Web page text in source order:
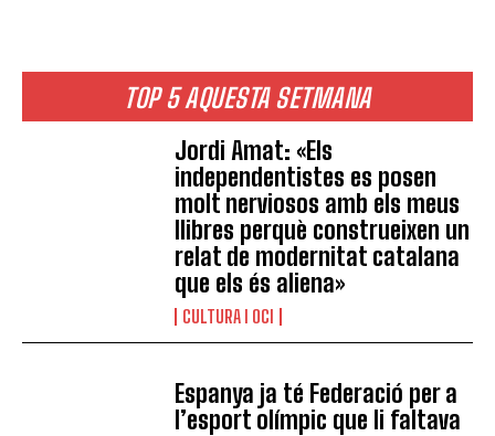
TOP 5 AQUESTA SETMANA
Jordi Amat: «Els
independentistes es posen
molt nerviosos amb els meus
llibres perquè construeixen un
relat de modernitat catalana
que els és aliena»
CULTURA I OCI
Espanya ja té Federació per a
l’esport olímpic que li faltava